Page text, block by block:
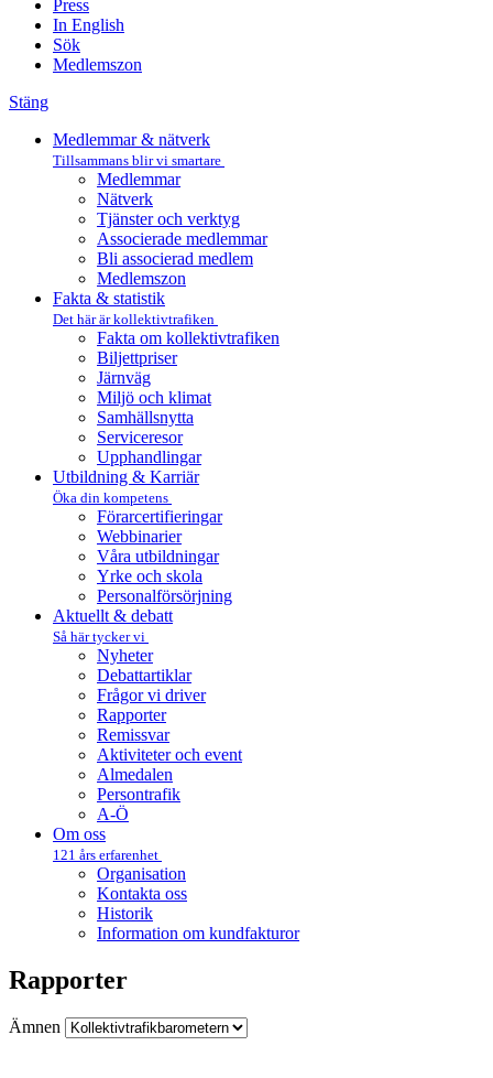
Press
In English
Sök
Medlemszon
Stäng
Medlemmar & nätverk
Tillsammans blir vi smartare
Medlemmar
Nätverk
Tjänster och verktyg
Associerade medlemmar
Bli associerad medlem
Medlemszon
Fakta & statistik
Det här är kollektivtrafiken
Fakta om kollektivtrafiken
Biljettpriser
Järnväg
Miljö och klimat
Samhällsnytta
Serviceresor
Upphandlingar
Utbildning & Karriär
Öka din kompetens
Förarcertifieringar
Webbinarier
Våra utbildningar
Yrke och skola
Personalförsörjning
Aktuellt & debatt
Så här tycker vi
Nyheter
Debattartiklar
Frågor vi driver
Rapporter
Remissvar
Aktiviteter och event
Almedalen
Persontrafik
A-Ö
Om oss
121 års erfarenhet
Organisation
Kontakta oss
Historik
Information om kundfakturor
Rapporter
Ämnen